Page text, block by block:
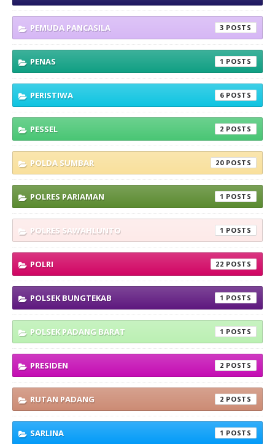
PEMUDA PANCASILA 3
PENAS 1
PERISTIWA 6
PESSEL 2
POLDA SUMBAR 20
POLRES PARIAMAN 1
POLRES SAWAHLUNTO 1
POLRI 22
POLSEK BUNGTEKAB 1
POLSEK PADANG BARAT 1
PRESIDEN 2
RUTAN PADANG 2
SARLINA 1